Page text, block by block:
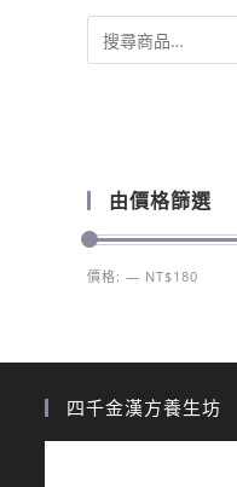
由價格篩選
價格:— NT$180
四千金漢方養生坊